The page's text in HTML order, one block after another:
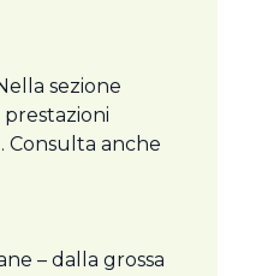
sezione
Consulta anche
– dalla grossa